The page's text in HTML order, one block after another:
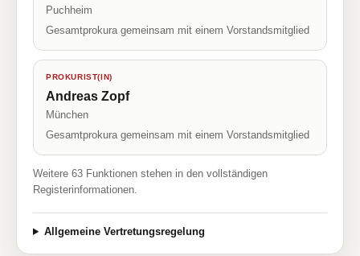
Puchheim
Gesamtprokura gemeinsam mit einem Vorstandsmitglied
PROKURIST(IN)
Andreas Zopf
München
Gesamtprokura gemeinsam mit einem Vorstandsmitglied
Weitere 63 Funktionen stehen in den vollständigen
Registerinformationen.
Allgemeine Vertretungsregelung